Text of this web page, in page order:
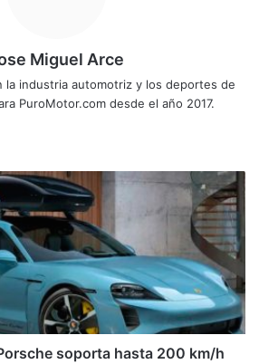
Miguel Arce
la industria automotriz y los deportes de
PuroMotor.com desde el año 2017.
soporta hasta 200 km/h